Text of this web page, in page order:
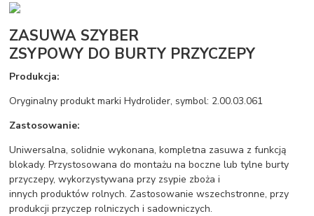
ZASUWA SZYBER
ZSYPOWY DO BURTY PRZYCZEPY
Produkcja:
Oryginalny produkt marki Hydrolider, symbol: 2.00.03.061
Zastosowanie:
Uniwersalna, solidnie wykonana, kompletna zasuwa z funkcją
blokady. Przystosowana do montażu na boczne lub tylne burty
przyczepy, wykorzystywana przy zsypie zboża i
innych produktów rolnych. Zastosowanie wszechstronne, przy
produkcji przyczep rolniczych i sadowniczych.